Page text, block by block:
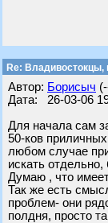
Re: Владивостокцы,
Автор: Борисыч
Дата: 26-03-06
Для начала сам
50-ков
любом случае
искать отдельно,
Думаю , что
Так же есть
проблем- они
полдня, просто